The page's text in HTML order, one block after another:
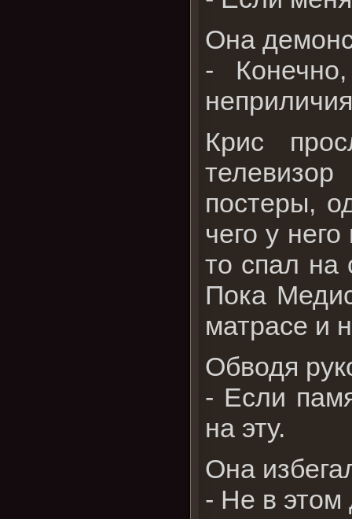
Она
-
Крис
постеры,
чего у
то спал на
Пока
матрасе и
Обводя
- Если
на эту.
Она
- Не в этом